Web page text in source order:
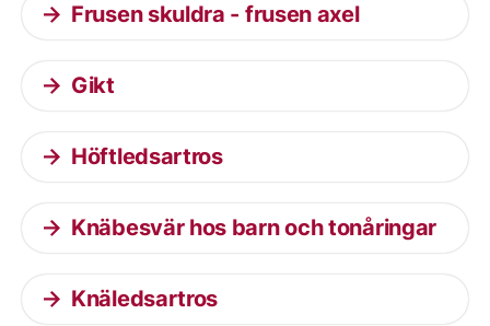
Frusen skuldra - frusen axel
Gikt
Höftledsartros
Knäbesvär hos barn och tonåringar
Knäledsartros